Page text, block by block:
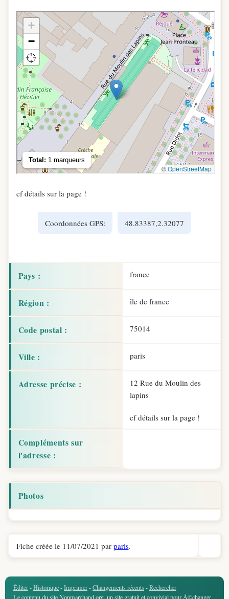
cf détails sur la page !
Coordonnées GPS: 48.83387,2.32077
Pays : france
Région : île de france
Code postal : 75014
Ville : paris
Adresse précise :
12 Rue du Moulin des
lapins
cf détails sur la page !
Compléments sur
l'adresse :
Photos
Fiche créée le 11/07/2021 par paris.
Éditer-Historique-Imprimer-Changements récents-Rechercher
Le contenu du site Nonmarchand.org, un site gratuit et convivial pour Ã©changer